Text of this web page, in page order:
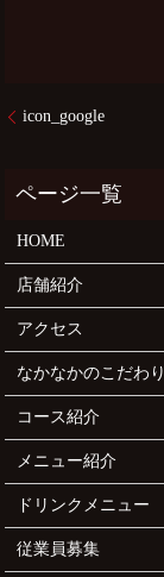
icon_google
HOME
店舗紹介
アクセス
なかなかのこだわり
コース紹介
メニュー紹介
ドリンクメニュー
従業員募集